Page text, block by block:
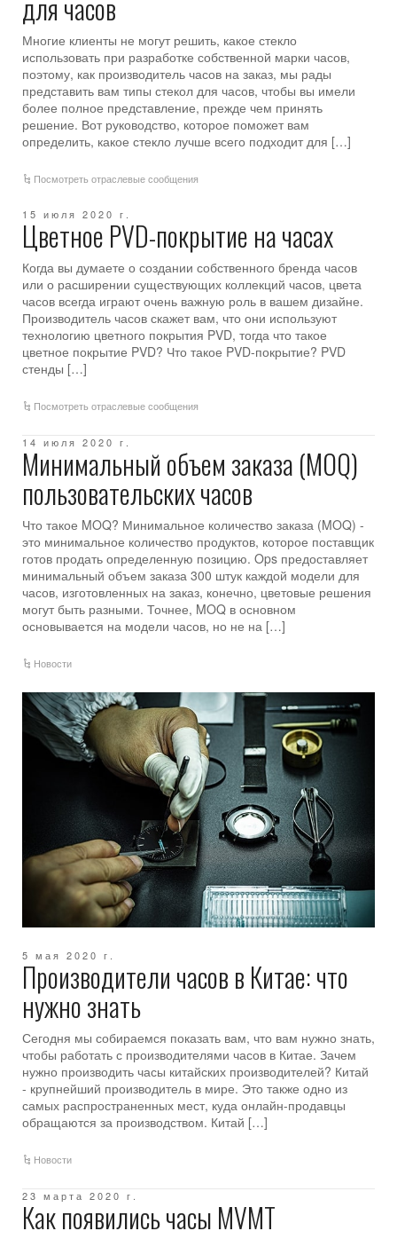
для часов
Многие клиенты не могут решить, какое стекло
использовать при разработке собственной марки часов,
поэтому, как производитель часов на заказ, мы рады
представить вам типы стекол для часов, чтобы вы имели
более полное представление, прежде чем принять
решение. Вот руководство, которое поможет вам
определить, какое стекло лучше всего подходит для […]
Посмотреть отраслевые сообщения
15 июля 2020 г.
Цветное PVD-покрытие на часах
Когда вы думаете о создании собственного бренда часов
или о расширении существующих коллекций часов, цвета
часов всегда играют очень важную роль в вашем дизайне.
Производитель часов скажет вам, что они используют
технологию цветного покрытия PVD, тогда что такое
цветное покрытие PVD? Что такое PVD-покрытие? PVD
стенды […]
Посмотреть отраслевые сообщения
14 июля 2020 г.
Минимальный объем заказа (MOQ)
пользовательских часов
Что такое MOQ? Минимальное количество заказа (MOQ) -
это минимальное количество продуктов, которое поставщик
готов продать определенную позицию. Ops предоставляет
минимальный объем заказа 300 штук каждой модели для
часов, изготовленных на заказ, конечно, цветовые решения
могут быть разными. Точнее, MOQ в основном
основывается на модели часов, но не на […]
Новости
5 мая 2020 г.
Производители часов в Китае: что
нужно знать
Сегодня мы собираемся показать вам, что вам нужно знать,
чтобы работать с производителями часов в Китае. Зачем
нужно производить часы китайских производителей? Китай
- крупнейший производитель в мире. Это также одно из
самых распространенных мест, куда онлайн-продавцы
обращаются за производством. Китай […]
Новости
23 марта 2020 г.
Как появились часы MVMT